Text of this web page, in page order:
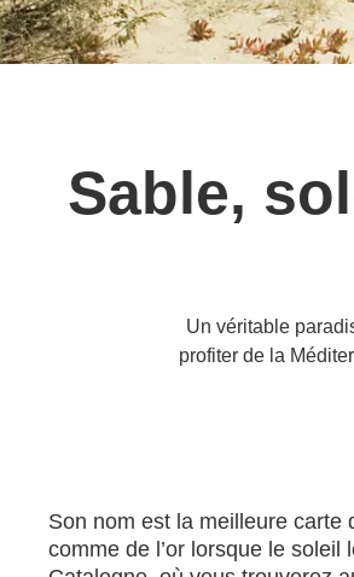
Sable,
Un véritable
profiter de la
Son nom est la meilleure carte
comme de l’or lorsque le